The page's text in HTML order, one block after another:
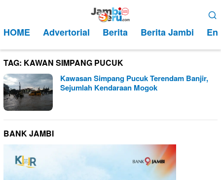
kontenMobile
HOME Advertorial Berita Berita Jambi
TAG: KAWAN SIMPANG PUCUK
Kawasan Simpang Pucuk Terendam Banjir,
Sejumlah Kendaraan Mogok
BANK JAMBI